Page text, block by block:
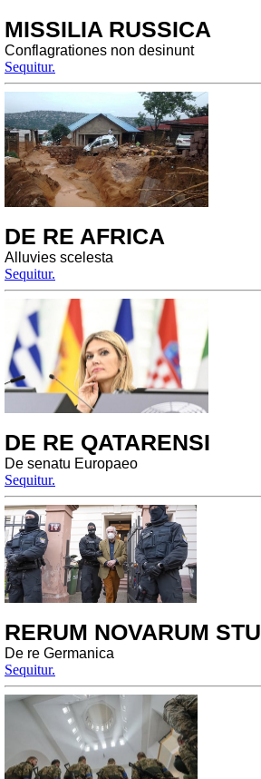
MISSILIA RUSSICA
Conflagrationes non desinunt
Sequitur.
DE RE AFRICA
Alluvies scelesta
Sequitur.
DE RE QATARENSI
De senatu Europaeo
Sequitur.
RERUM NOVARUM
De re Germanica
Sequitur.